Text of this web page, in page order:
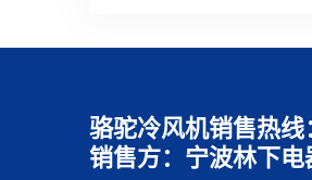
骆驼冷风机销售热
销售方：宁波林下